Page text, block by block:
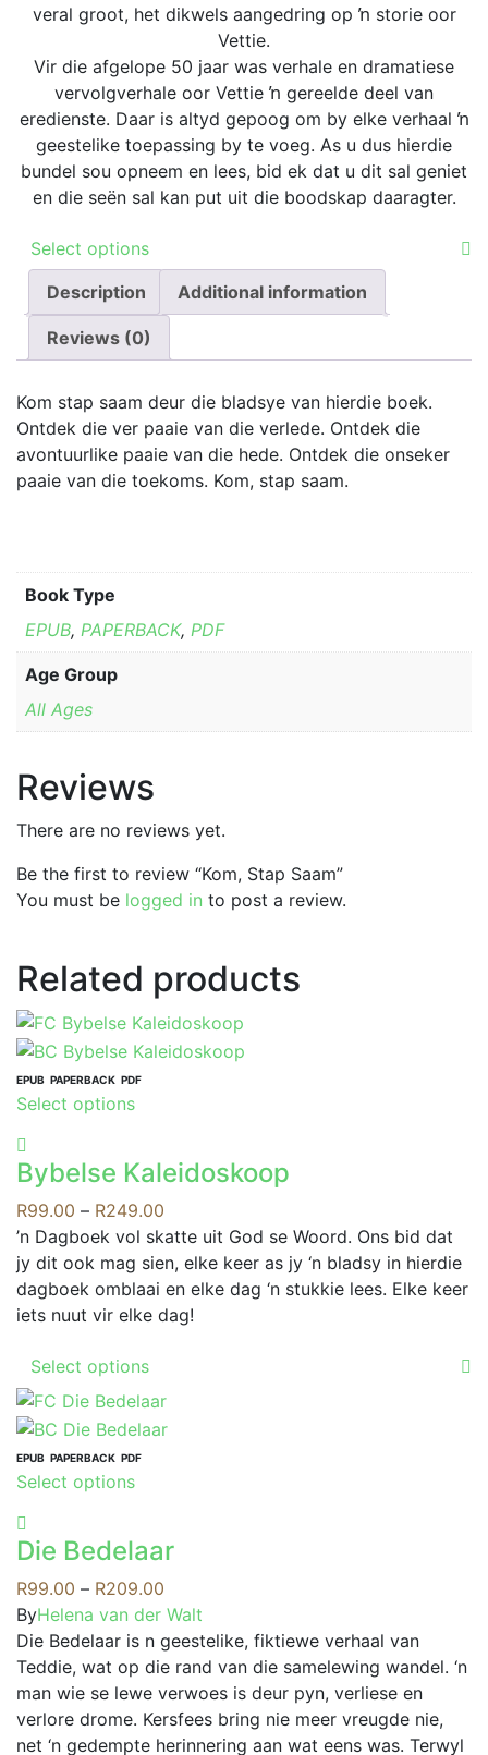
veral groot, het dikwels aangedring op ŉ storie oor
Vettie.
Vir die afgelope 50 jaar was verhale en dramatiese
vervolgverhale oor Vettie ŉ gereelde deel van
eredienste. Daar is altyd gepoog om by elke verhaal ŉ
geestelike toepassing by te voeg. As u dus hierdie
bundel sou opneem en lees, bid ek dat u dit sal geniet
en die seën sal kan put uit die boodskap daaragter.
Select options
product
has
multiple
options
may
be
chosen
page
Description Additional information
Reviews (0)
Kom stap saam deur die bladsye van hierdie boek.
Ontdek die ver paaie van die verlede. Ontdek die
avontuurlike paaie van die hede. Ontdek die onseker
paaie van die toekoms. Kom, stap saam.
Book Type
EPUB, PAPERBACK, PDF
Age Group
All Ages
Reviews
There are no reviews yet.
Be the first to review “Kom, Stap Saam”
You must be logged in to post a review.
Related products
EPUB PAPERBACK PDF
Select optionsThis
multiple
variants.
The
options
may
be
on
the
product
page
Bybelse Kaleidoskoop
R99.00 – R249.00
range:
R99.00
through
R249.00
’n Dagboek vol skatte uit God se Woord. Ons bid dat
jy dit ook mag sien, elke keer as jy ‘n bladsy in hierdie
dagboek omblaai en elke dag ‘n stukkie lees. Elke keer
iets nuut vir elke dag!
Select options
has
multiple
may
be
chosen
on
the
product
page
EPUB PAPERBACK PDF
Select optionsThis
multiple
variants.
The
options
may
be
chosen
on
Die Bedelaar
R99.00 – R209.00
range:
R99.00
through
R209.00
ByHelena van der Walt
Die Bedelaar is n geestelike, fiktiewe verhaal van
Teddie, wat op die rand van die samelewing wandel. ‘n
man wie se lewe verwoes is deur pyn, verliese en
verlore drome. Kersfees bring nie meer vreugde nie,
net ‘n gedempte herinnering aan wat eens was. Terwyl